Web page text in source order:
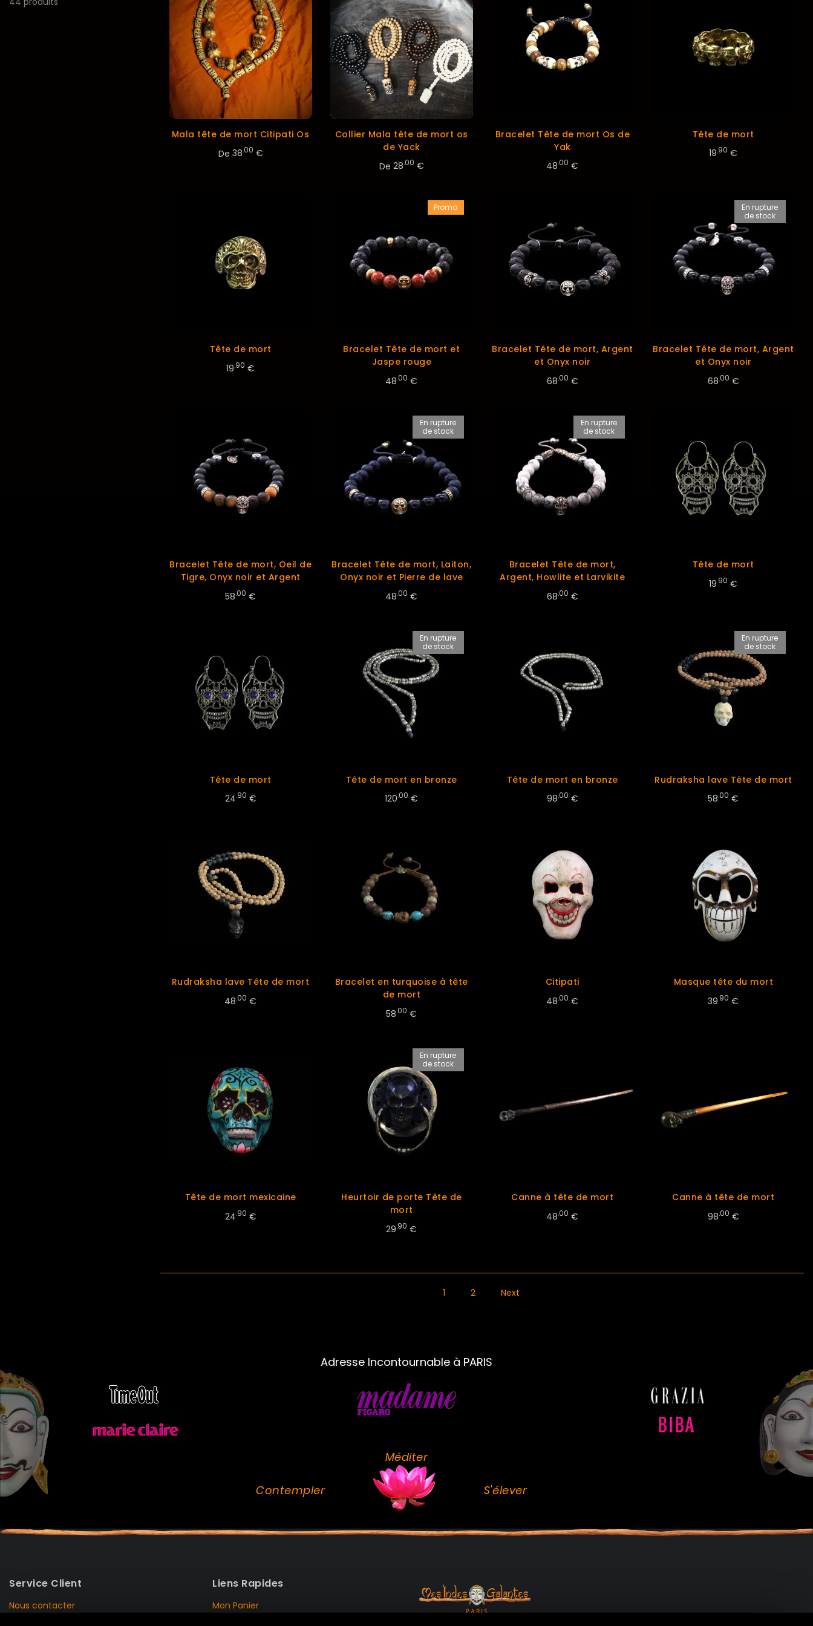
Mala tête de mort Citipati Os
De 38.00 €
Collier Mala tête de mort os
de Yack
De 28.00 €
Bracelet Tête de mort Os de
Yak
48.00 €
Tête de mort
19.90 €
Tête de mort
19.90 €
Promo
Bracelet Tête de mort et
Jaspe rouge
48.00 €
Bracelet Tête de mort, Argent
et Onyx noir
68.00 €
En rupture
de stock
Bracelet Tête de mort, Argent
et Onyx noir
68.00 €
Bracelet Tête de mort, Oeil de
Tigre, Onyx noir et Argent
58.00 €
En rupture
de stock
Bracelet Tête de mort, Laiton,
Onyx noir et Pierre de lave
48.00 €
En rupture
de stock
Bracelet Tête de mort,
Argent, Howlite et Larvikite
68.00 €
Tête de mort
19.90 €
Tête de mort
24.90 €
En rupture
de stock
Tête de mort en bronze
120.00 €
Tête de mort en bronze
98.00 €
En rupture
de stock
Rudraksha lave Tête de mort
58.00 €
Rudraksha lave Tête de mort
48.00 €
Bracelet en turquoise à tête
de mort
58.00 €
Citipati
48.00 €
Masque tête du mort
39.90 €
Tête de mort mexicaine
24.90 €
En rupture
de stock
Heurtoir de porte Tête de
mort
29.90 €
Canne à tête de mort
48.00 €
Canne à tête de mort
98.00 €
1 2 Next
Adresse Incontournable à PARIS
Méditer
Contempler S'élever
Service Client
Nous contacter
Liens Rapides
Mon Panier